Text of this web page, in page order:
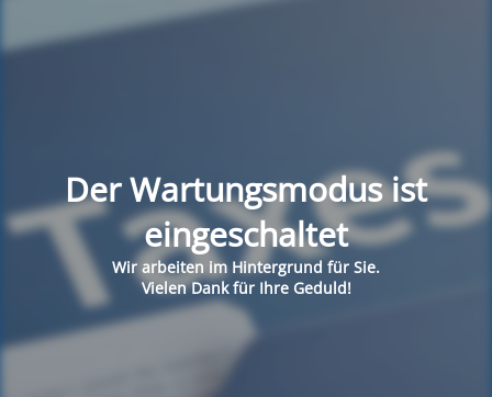
Der Wartungsmodus ist
eingeschaltet
Wir arbeiten im Hintergrund für Sie.
Vielen Dank für Ihre Geduld!